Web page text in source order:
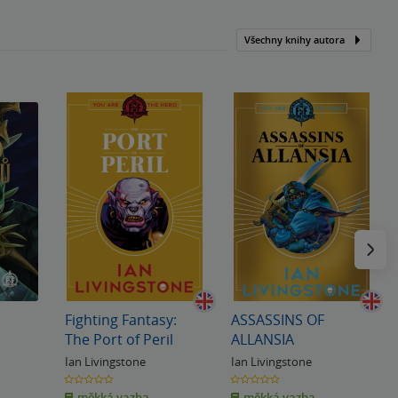
Všechny knihy autora
Fighting Fantasy:
The Port of Peril
Ian Livingstone
0.0
z
ASSASSINS OF
ALLANSIA
Ian Livingstone
0.0
z